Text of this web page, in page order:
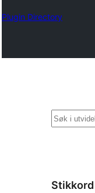
Plugin Directory
Søk